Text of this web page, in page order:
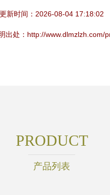
更新时间：2026-08-04 17:18:02
出处：http://www.dlmzlzh.com/
PRODUCT
产品列表